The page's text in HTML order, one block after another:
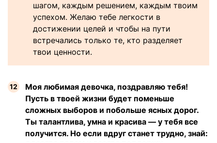
шагом, каждым решением, каждым твоим
успехом. Желаю тебе легкости в
достижении целей и чтобы на пути
встречались только те, кто разделяет
твои ценности.
Моя любимая девочка, поздравляю тебя!
Пусть в твоей жизни будет поменьше
сложных выборов и побольше ясных дорог.
Ты талантлива, умна и красива — у тебя все
получится. Но если вдруг станет трудно, знай: